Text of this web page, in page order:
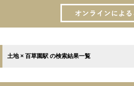
土地 × 百草園駅 の検索結果一覧